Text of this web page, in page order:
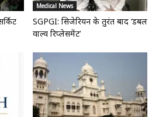
Medical News
SGPGI: सिजेरियन के तुरंत बाद ‘डबल
वाल्व रिप्लेसमेंट’